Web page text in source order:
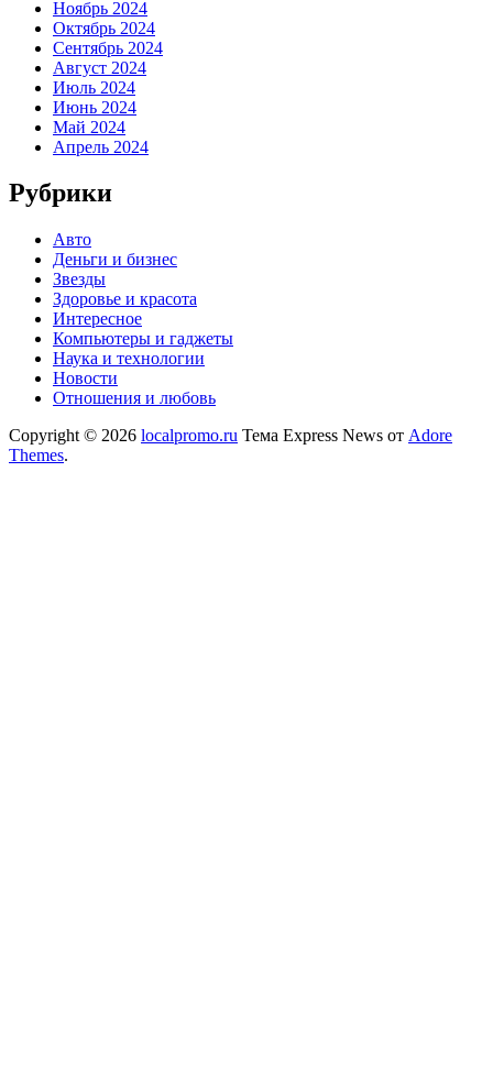
Ноябрь 2024
Октябрь 2024
Сентябрь 2024
Август 2024
Июль 2024
Июнь 2024
Май 2024
Апрель 2024
Рубрики
Авто
Деньги и бизнес
Звезды
Здоровье и красота
Интересное
Компьютеры и гаджеты
Наука и технологии
Новости
Отношения и любовь
Copyright © 2026 localpromo.ru Тема Express News от Adore
Themes.